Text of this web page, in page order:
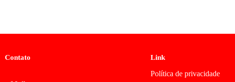
Contato Link
Política de privacidade